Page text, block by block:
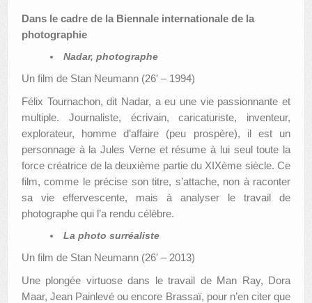
Dans le cadre de la Biennale internationale de la
photographie
Nadar, photographe
Un film de Stan Neumann (26′ – 1994)
Félix Tournachon, dit Nadar, a eu une vie passionnante et
multiple. Journaliste, écrivain, caricaturiste, inventeur,
explorateur, homme d’affaire (peu prospère), il est un
personnage à la Jules Verne et résume à lui seul toute la
force créatrice de la deuxième partie du XIXème siècle. Ce
film, comme le précise son titre, s’attache, non à raconter
sa vie effervescente, mais à analyser le travail de
photographe qui l’a rendu célèbre.
La photo surréaliste
Un film de Stan Neumann (26′ – 2013)
Une plongée virtuose dans le travail de Man Ray, Dora
Maar, Jean Painlevé ou encore Brassaï, pour n’en citer que